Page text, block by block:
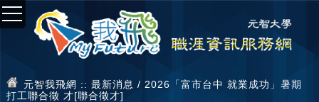
元智我飛網 :: 最新消息 / 2026「富市台中 就業成功」暑期
打工聯合徵 才[聯合徵才]